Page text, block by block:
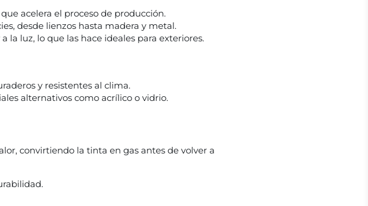
acelera el proceso de producción.
desde lienzos hasta madera y metal.
la luz, lo que las hace ideales para exteriores.
y resistentes al clima.
alternativos como acrílico o vidrio.
convirtiendo la tinta en gas antes de volver a